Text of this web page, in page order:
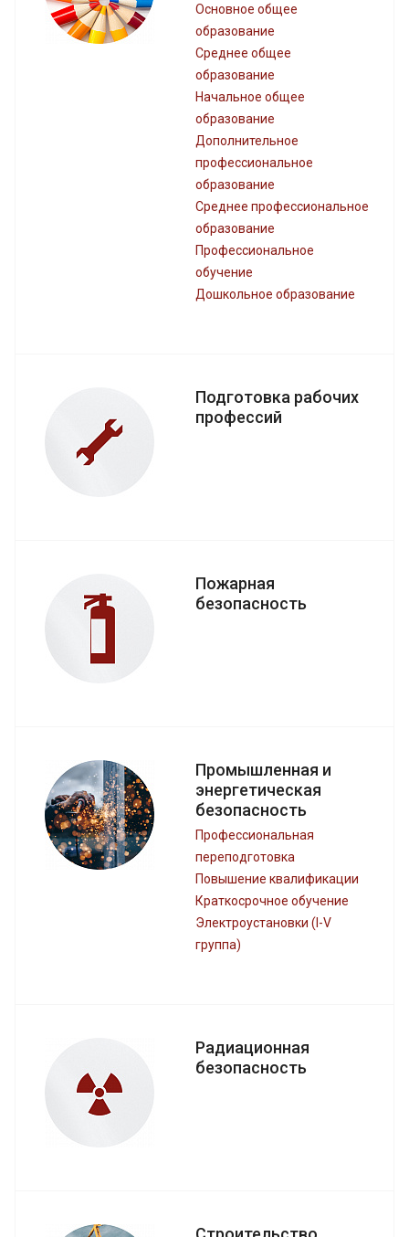
Основное общее
образование
Среднее общее
образование
Начальное общее
образование
Дополнительное
профессиональное
образование
Среднее профессиональное
образование
Профессиональное
обучение
Дошкольное образование
Подготовка рабочих
профессий
Пожарная
безопасность
Промышленная и
энергетическая
безопасность
Профессиональная
переподготовка
Повышение квалификации
Краткосрочное обучение
Электроустановки (I-V
группа)
Радиационная
безопасность